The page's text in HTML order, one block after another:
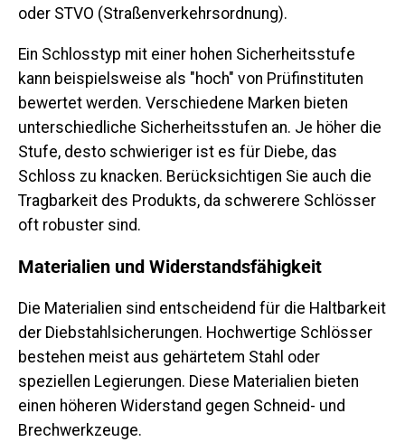
oder STVO (Straßenverkehrsordnung).
Ein Schlosstyp mit einer hohen Sicherheitsstufe
kann beispielsweise als "hoch" von Prüfinstituten
bewertet werden. Verschiedene Marken bieten
unterschiedliche Sicherheitsstufen an. Je höher die
Stufe, desto schwieriger ist es für Diebe, das
Schloss zu knacken. Berücksichtigen Sie auch die
Tragbarkeit des Produkts, da schwerere Schlösser
oft robuster sind.
Materialien und Widerstandsfähigkeit
Die Materialien sind entscheidend für die Haltbarkeit
der Diebstahlsicherungen. Hochwertige Schlösser
bestehen meist aus gehärtetem Stahl oder
speziellen Legierungen. Diese Materialien bieten
einen höheren Widerstand gegen Schneid- und
Brechwerkzeuge.